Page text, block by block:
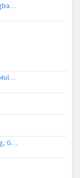
Politiehelikopter onderweg vanuit Vliegbasis Volkel
Ambulancehelikopter naar Den Hoorn, Molwerk
Lifeliner 1 naar Bunschoten-Spakenburg, Gasthuisweg